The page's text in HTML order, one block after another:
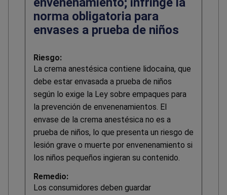
norma obligatoria para
envases a prueba de niños
Riesgo:
La crema anestésica contiene lidocaína, que
debe estar envasada a prueba de niños
según lo exige la Ley sobre empaques para
la prevención de envenenamientos. El
envase de la crema anestésica no es a
prueba de niños, lo que presenta un riesgo de
lesión grave o muerte por envenenamiento si
los niños pequeños ingieran su contenido.
Remedio:
Los consumidores deben guardar